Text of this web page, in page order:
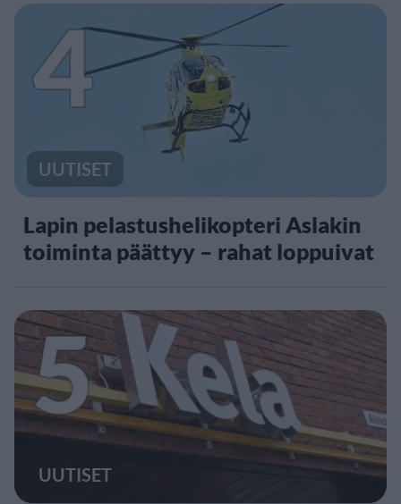
4
UUTISET
Lapin pelastushelikopteri Aslakin
toiminta päättyy – rahat loppuivat
5
UUTISET